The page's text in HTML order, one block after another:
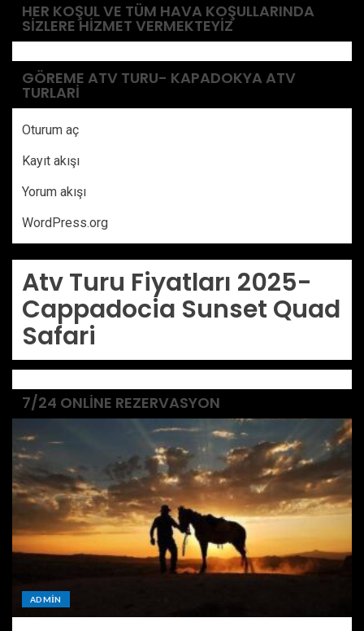
HER KOŞUL VE TÜM HAVA KOŞULLARINDA
SIZLERE HIZMET VERMEKTEYIZ
GÖREME ATV TURU- KAPADOKYA ATV
TURLARI
Oturum aç
Kayıt akışı
Yorum akışı
WordPress.org
Atv Turu Fiyatları 2025-
Cappadocia Sunset Quad
Safari
7/24 ONLINE REZERVASYON
ADMIN